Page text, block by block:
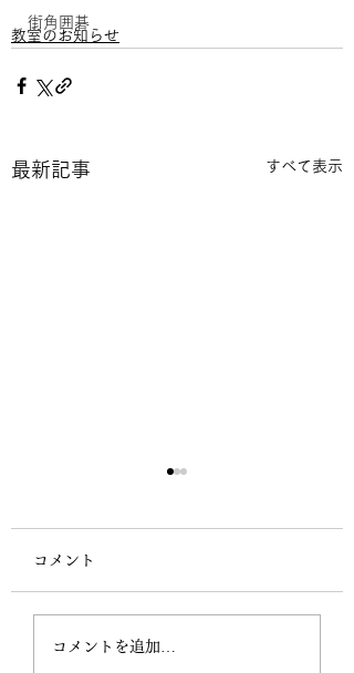
街角囲碁
教室のお知らせ
最新記事 すべて表示
若手プロ棋士・アマ強
コメント
コメントを追加…